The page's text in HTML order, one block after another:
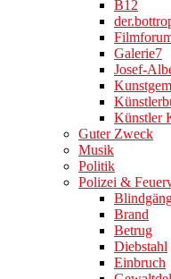
B12
Galerie7
Josef-
Künstler
Guter Zweck
Musik
Politik
Polizei &
Brand
Betrug
Diebstahl
Einbruch